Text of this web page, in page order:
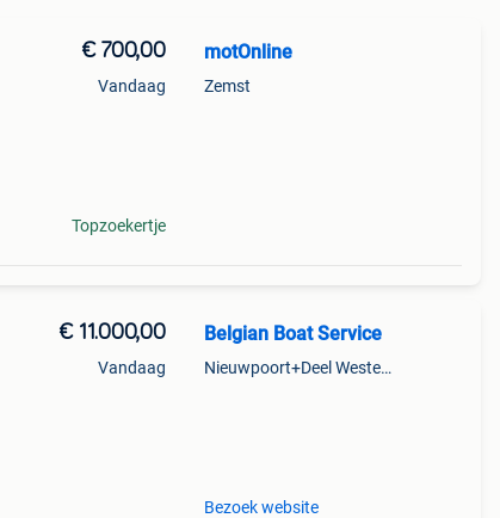
€ 700,00
Vandaag
Topzoekertje
motOnline
Zemst
€ 11.000,00
Vandaag
Belgian Boat Service
Nieuwpoort+Deel Westende
Bezoek website